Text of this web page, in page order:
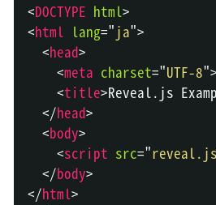
<DOCTYPE html>
<html lang=" ja">
<head>
<meta charset="UTF-8">
<title>Reveal.js
</head>
<body>
<script src="reveal.js
</body>
</html>